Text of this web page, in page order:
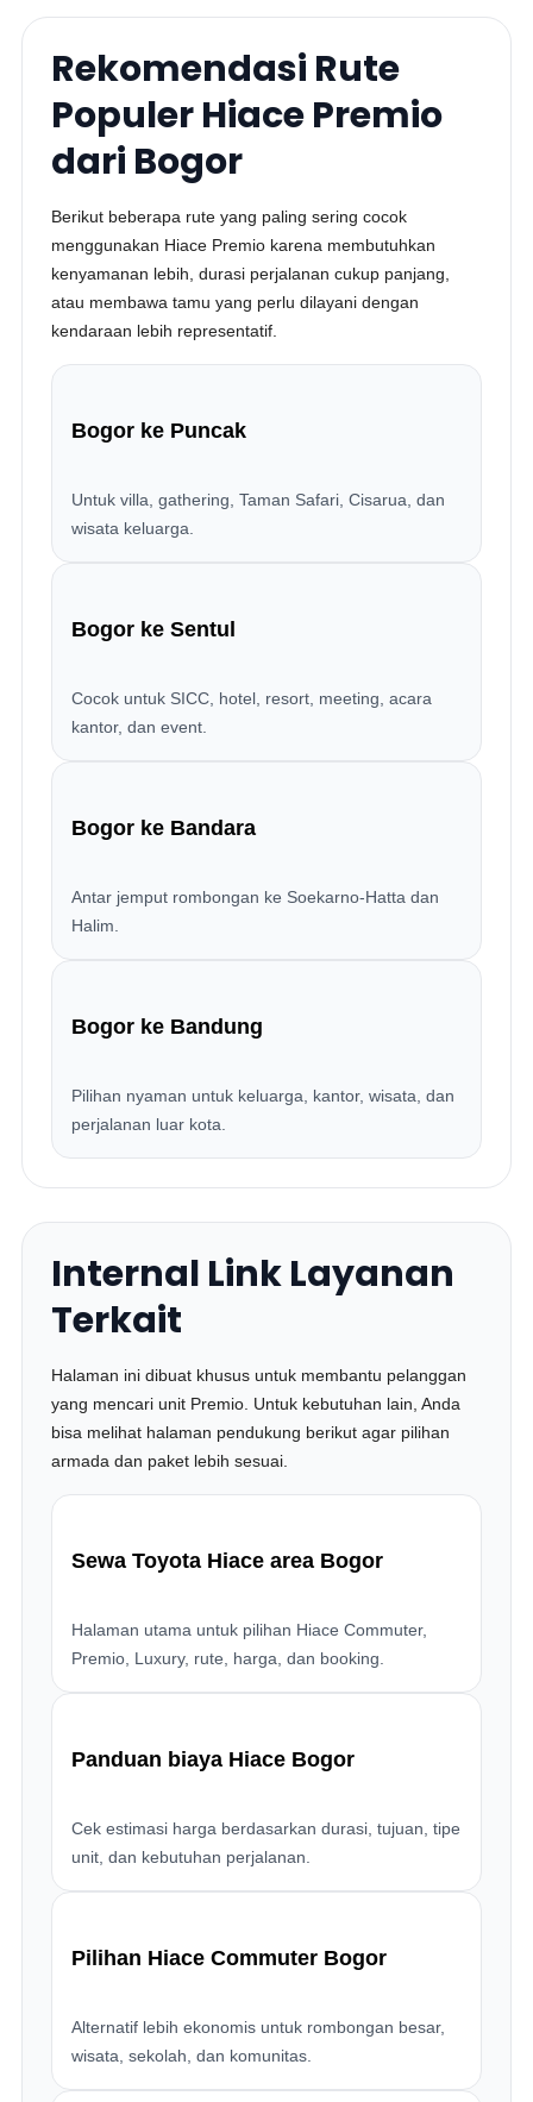
Rekomendasi Rute
Populer Hiace Premio
dari Bogor
Berikut beberapa rute yang paling sering cocok
menggunakan Hiace Premio karena membutuhkan
kenyamanan lebih, durasi perjalanan cukup panjang,
atau membawa tamu yang perlu dilayani dengan
kendaraan lebih representatif.
Bogor ke Puncak
Untuk villa, gathering, Taman Safari, Cisarua, dan
wisata keluarga.
Bogor ke Sentul
Cocok untuk SICC, hotel, resort, meeting, acara
kantor, dan event.
Bogor ke Bandara
Antar jemput rombongan ke Soekarno-Hatta dan
Halim.
Bogor ke Bandung
Pilihan nyaman untuk keluarga, kantor, wisata, dan
perjalanan luar kota.
Internal Link Layanan
Terkait
Halaman ini dibuat khusus untuk membantu pelanggan
yang mencari unit Premio. Untuk kebutuhan lain, Anda
bisa melihat halaman pendukung berikut agar pilihan
armada dan paket lebih sesuai.
Sewa Toyota Hiace area Bogor
Halaman utama untuk pilihan Hiace Commuter,
Premio, Luxury, rute, harga, dan booking.
Panduan biaya Hiace Bogor
Cek estimasi harga berdasarkan durasi, tujuan, tipe
unit, dan kebutuhan perjalanan.
Pilihan Hiace Commuter Bogor
Alternatif lebih ekonomis untuk rombongan besar,
wisata, sekolah, dan komunitas.